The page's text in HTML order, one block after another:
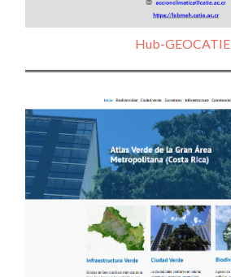
Hub-GEOCATIE